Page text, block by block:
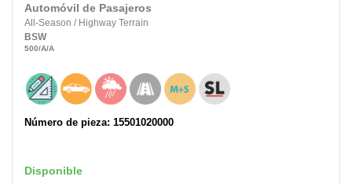
Automóvil de Pasajeros
All-Season / Highway Terrain
BSW
500/A/A
Número de pieza: 15501020000
Disponible